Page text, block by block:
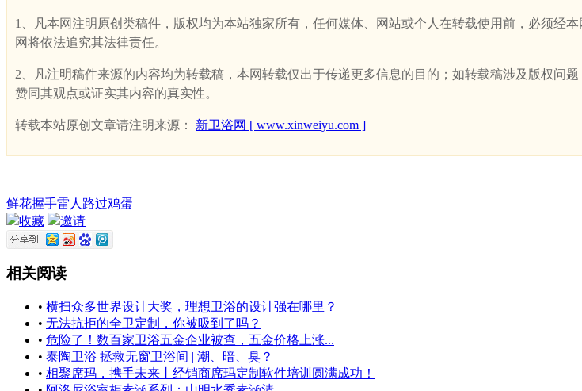
1、凡本网注明原创类稿件，版权均为本站独家所有，任何媒体、网站或个人在转载使用前，必须经
网将依法追究其法律责任。
2、凡注明稿件来源的内容均为转载稿，本网转载仅出于传递更多信息的目的；如转载稿涉及版权问
赞同其观点或证实其内容的真实性。
转载本站原创文章请注明来源： 新卫浴网 [ www.xinweiyu.com ]
鲜花握手雷人 路过鸡蛋
收藏
邀请
相关阅读
• 横扫众多世界设计大奖，理想卫浴的设计强在哪里？
• 无法抗拒的全卫定制，你被吸到了吗？
• 危险了！数百家卫浴五金企业被查，五金价格上涨...
• 泰陶卫浴 拯救无窗卫浴间 | 潮、暗、臭？
• 相聚席玛，携手未来丨经销商席玛定制软件培训圆满成功！